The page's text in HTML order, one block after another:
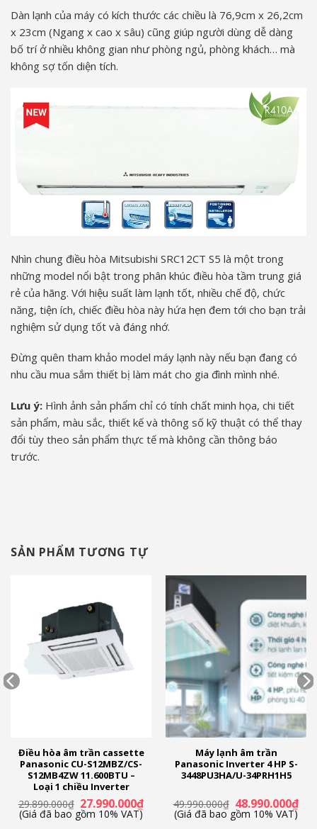
Dàn lạnh của máy có kích thước các chiều là 76,9cm x 26,2cm
x 23cm (Ngang x cao x sâu) cũng giúp người dùng dễ dàng
bố trí ở nhiều không gian như phòng ngủ, phòng khách… mà
không sợ tốn diện tích.
Nhìn chung điều hòa Mitsubishi SRC12CT S5 là một trong
những model nổi bật trong phân khúc điều hòa tầm trung giá
rẻ của hãng. Với hiệu suất làm lạnh tốt, nhiều chế độ, chức
năng, tiện ích, chiếc điều hòa này hứa hẹn đem tới cho bạn trải
nghiệm sử dụng tốt và đáng nhớ.
Đừng quên tham khảo model máy lạnh này nếu bạn đang có
nhu cầu mua sắm thiết bị làm mát cho gia đình mình nhé.
Lưu ý: Hình ảnh sản phẩm chỉ có tính chất minh họa, chi tiết
sản phẩm, màu sắc, thiết kế và thông số kỹ thuật có thể thay
đổi tùy theo sản phẩm thực tế mà không cần thông báo
trước.
SẢN PHẨM TƯƠNG TỰ
Điều hòa âm trần cassette
Panasonic CU-S12MBZ/CS-
S12MB4ZW 11.600BTU –
Loại 1 chiều Inverter
29.890.000₫ Giá
gốc
là:
27.990.000₫Giá
(Giá đã bao gồm 10% VAT)
Máy lạnh âm trần
Panasonic Inverter 4 HP S-
3448PU3HA/U-34PRH1H5
49.990.000₫ Giá
gốc
là:
48.990.000₫Giá
(Giá đã bao gồm 10% VAT)